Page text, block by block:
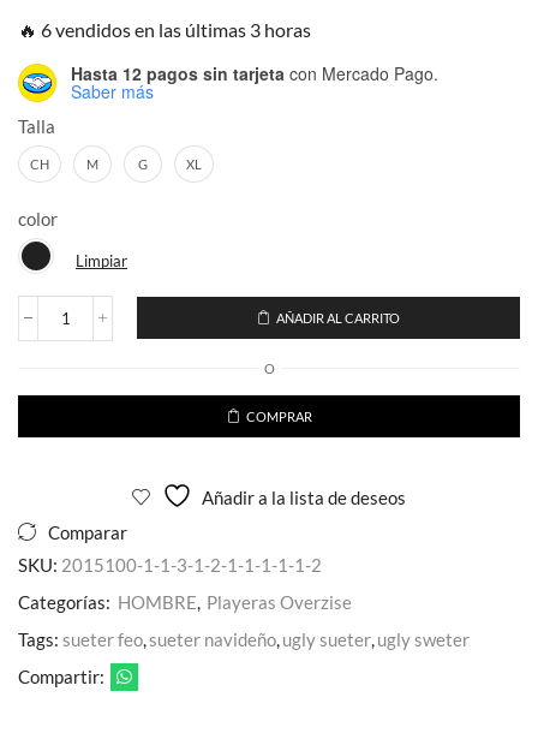
🔥 6 vendidos en las últimas 3 horas
Hasta 12 pagos sin tarjeta con Mercado Pago.
Saber más
Talla
CH M G XL
color
Limpiar
Playera
Pedreria
con
Para
Caballero
AÑADIR AL CARRITO
O
COMPRAR
Añadir a la lista de deseos
Comparar
SKU: 2015100-1-1-3-1-2-1-1-1-1-1-2
Categorías: HOMBRE, Playeras Overzise
Tags: sueter feo,sueter navideño,ugly sueter,ugly sweter
Compartir: